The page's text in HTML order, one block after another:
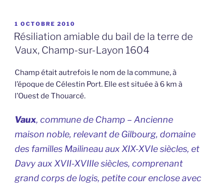
PUBLIÉ
LE
1 OCTOBRE 2010
Résiliation amiable du bail de la terre de
Vaux, Champ-sur-Layon 1604
Champ était autrefois le nom de la commune, à
l’époque de Célestin Port. Elle est située à 6 km à
l’Ouest de Thouarcé.
Vaux, commune de Champ – Ancienne
maison noble, relevant de Gilbourg, domaine
des familles Mailineau aux XIX-XVIe siècles, et
Davy aux XVII-XVIIIe siècles, comprenant
grand corps de logis, petite cour enclose avec